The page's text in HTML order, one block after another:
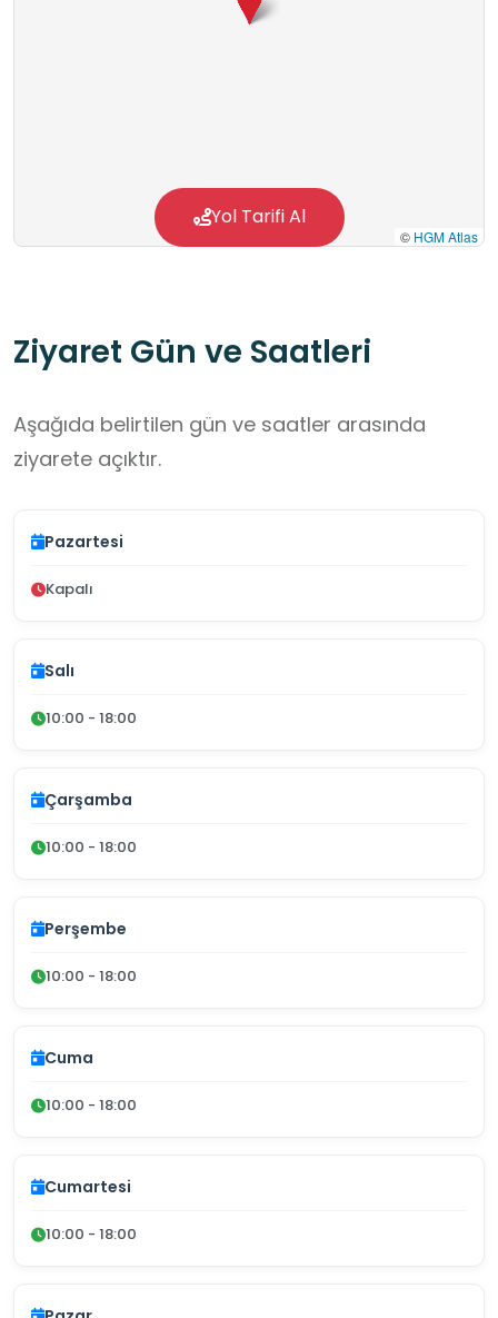
© HGM Atlas
Yol Tarifi Al
Ziyaret Gün ve Saatleri
Aşağıda belirtilen gün ve saatler arasında
ziyarete açıktır.
Pazartesi
Kapalı
Salı
10:00 - 18:00
Çarşamba
10:00 - 18:00
Perşembe
10:00 - 18:00
Cuma
10:00 - 18:00
Cumartesi
10:00 - 18:00